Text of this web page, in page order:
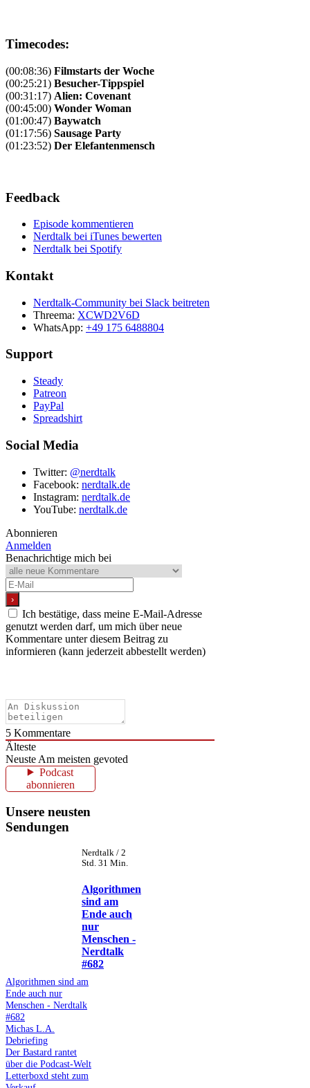
Timecodes:
(00:08:36) Filmstarts der Woche
(00:25:21) Besucher-Tippspiel
(00:31:17) Alien: Covenant
(00:45:00) Wonder Woman
(01:00:47) Baywatch
(01:17:56) Sausage Party
(01:23:52) Der Elefantenmensch
Feedback
Episode kommentieren
Nerdtalk bei iTunes bewerten
Nerdtalk bei Spotify
Kontakt
Nerdtalk-Community bei Slack beitreten
Threema: XCWD2V6D
WhatsApp: +49 175 6488804
Support
Steady
Patreon
PayPal
Spreadshirt
Social Media
Twitter: @nerdtalk
Facebook: nerdtalk.de
Instagram: nerdtalk.de
YouTube: nerdtalk.de
Abonnieren
Anmelden
Benachrichtige mich bei
Ich bestätige, dass meine E-Mail-Adresse
genutzt werden darf, um mich über neue
Kommentare unter diesem Beitrag zu
informieren (kann jederzeit abbestellt werden)
5 Kommentare
Älteste
Neuste Am meisten gevoted
Podcast
abonnieren
Unsere neusten
Sendungen
Nerdtalk / 2
Std. 31 Min.
Algorithmen
sind am
Ende auch
nur
Menschen -
Nerdtalk
#682
Algorithmen sind am
Ende auch nur
Menschen - Nerdtalk
#682
Michas L.A.
Debriefing
Der Bastard rantet
über die Podcast-Welt
Letterboxd steht zum